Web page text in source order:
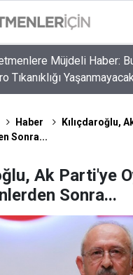
Müjdeli Haber:
Tıkanıklığı
Haber
Kılıçdaroğlu,
Sonra...
Ak Parti'ye
Sonra...